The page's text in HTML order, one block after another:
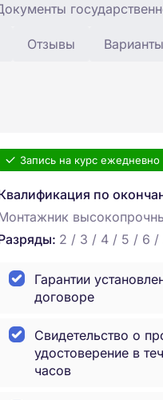
Отзывы
Запись на курс ежедневно
по
2 / 3 / 4 / 5 / 6 /
Гарантии
договоре
Свидетельство о
удостоверение в
часов